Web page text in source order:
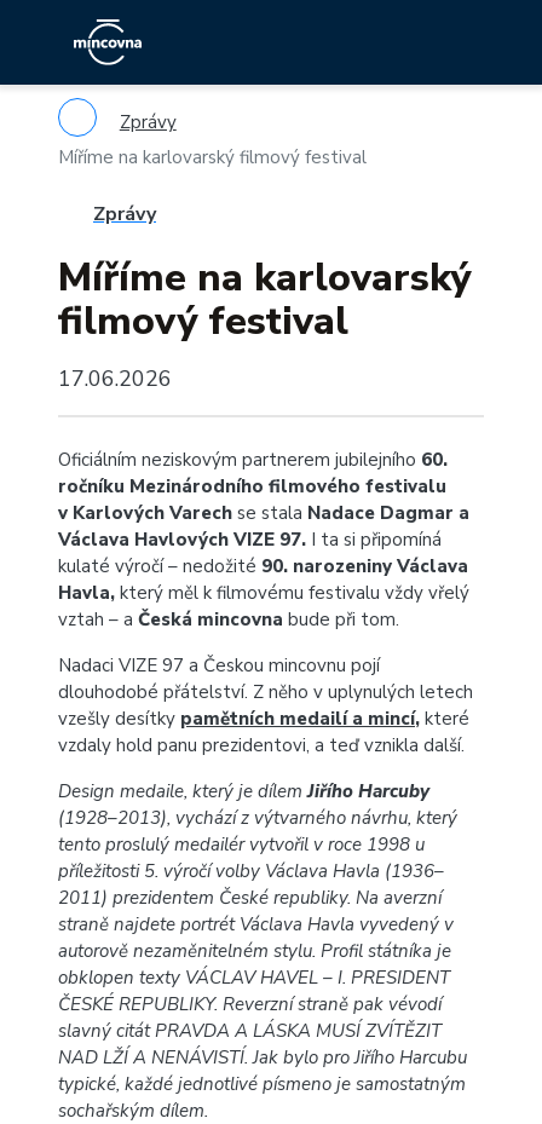
Zprávy
Míříme na karlovarský filmový festival
Zprávy
Míříme na karlovarský
filmový festival
17.06.2026
Oficiálním neziskovým partnerem jubilejního 60.
ročníku Mezinárodního filmového festivalu
v Karlových Varech se stala Nadace Dagmar a
Václava Havlových VIZE 97. I ta si připomíná
kulaté výročí – nedožité 90. narozeniny Václava
Havla, který měl k filmovému festivalu vždy vřelý
vztah – a Česká mincovna bude při tom.
Nadaci VIZE 97 a Českou mincovnu pojí
dlouhodobé přátelství. Z něho v uplynulých letech
vzešly desítky pamětních medailí a mincí, které
vzdaly hold panu prezidentovi, a teď vznikla další.
Design medaile, který je dílemJiřího Harcuby
(1928–2013), vychází z výtvarného návrhu, který
tento proslulý medailér vytvořil v roce 1998 u
příležitosti 5. výročí volby Václava Havla (1936–
2011) prezidentem České republiky. Na averzní
straně najdete portrét Václava Havla vyvedený v
autorově nezaměnitelném stylu. Profil státníka je
obklopen texty VÁCLAV HAVEL – I. PRESIDENT
ČESKÉ REPUBLIKY. Reverzní straně pak vévodí
slavný citát PRAVDA A LÁSKA MUSÍ ZVÍTĚZIT
NAD LŽÍ A NENÁVISTÍ. Jak bylo pro Jiřího Harcubu
typické, každé jednotlivé písmeno je samostatným
sochařským dílem.